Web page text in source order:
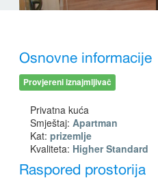
Osnovne informacije
Provjereni iznajmljivač
Privatna kuća
Smještaj: Apartman
Kat: prizemlje
Kvaliteta: Higher Standard
Raspored prostorija